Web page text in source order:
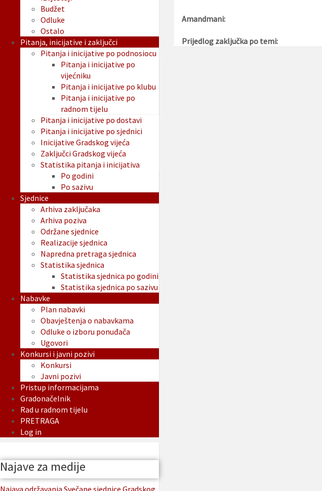
Amandmani:
Prijedlog zaključka po temi:
Budžet
Odluke
Ostalo
Pitanja, inicijative i zaključci
Pitanja i inicijative po podnosiocu
Pitanja i inicijative po
vijećniku
Pitanja i inicijative po klubu
Pitanja i inicijative po
radnom tijelu
Pitanja i inicijative po dostavi
Pitanja i inicijative po sjednici
Inicijative Gradskog vijeća
Zaključci Gradskog vijeća
Statistika pitanja i inicijativa
Po godini
Po sazivu
Sjednice
Arhiva zaključaka
Arhiva poziva
Održane sjednice
Realizacije sjednica
Napredna pretraga sjednica
Statistika sjednica
Statistika sjednica po godini
Statistika sjednica po sazivu
Nabavke
Plan nabavki
Obavještenja o nabavkama
Odluke o izboru ponuđača
Ugovori
Konkursi i javni pozivi
Konkursi
Javni pozivi
Pristup informacijama
Gradonačelnik
Rad u radnom tijelu
PRETRAGA
Log in
Najave za medije